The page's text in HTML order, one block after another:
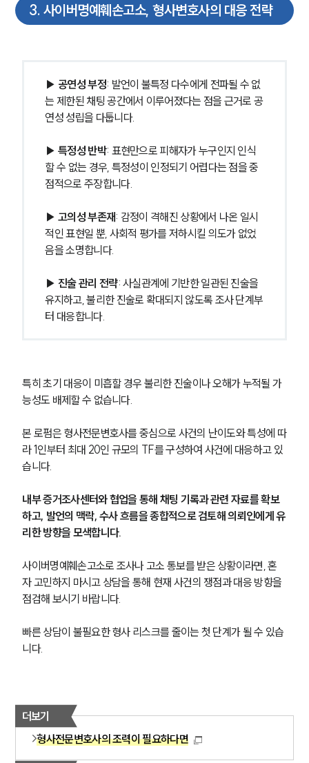
그룹소개
대륜의 강점
오시는 길
글로벌 파트너 로펌
통합검색
AI대륜
형사 주요 업무사례
업무분야
3. 사이버명예훼손고소, 형사변호사의 대응 전략
▶ 공연성 부정: 발언이 불특정 다수에게 전파될 수 없
는 제한된 채팅 공간에서 이루어졌다는 점을 근거로 공
연성 성립을 다툽니다.
▶ 특정성 반박: 표현만으로 피해자가 누구인지 인식
할 수 없는 경우, 특정성이 인정되기 어렵다는 점을 중
점적으로 주장합니다.
▶ 고의성 부존재: 감정이 격해진 상황에서 나온 일시
적인 표현일 뿐, 사회적 평가를 저하시킬 의도가 없었
음을 소명합니다.
▶ 진술 관리 전략: 사실관계에 기반한 일관된 진술을
유지하고, 불리한 진술로 확대되지 않도록 조사 단계부
터 대응합니다.
특히 초기 대응이 미흡할 경우 불리한 진술이나 오해가 누적될 가
능성도 배제할 수 없습니다.
본 로펌은 형사전문변호사를 중심으로 사건의 난이도와 특성에 따
라 1인부터 최대 20인 규모의 TF를 구성하여 사건에 대응하고 있
습니다.
내부 증거조사센터와 협업을 통해 채팅 기록과 관련 자료를 확보
하고, 발언의 맥락, 수사 흐름을 종합적으로 검토해 의뢰인에게 유
리한 방향을 모색합니다.
사이버명예훼손고소로 조사나 고소 통보를 받은 상황이라면, 혼
자 고민하지 마시고 상담을 통해 현재 사건의 쟁점과 대응 방향을
점검해 보시기 바랍니다.
빠른 상담이 불필요한 형사 리스크를 줄이는 첫 단계가 될 수 있습
니다.
더보기
형사전문변호사의 조력이 필요하다면